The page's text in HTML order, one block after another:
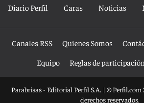
Diario Perfil Caras Noticias
Canales RSS Quienes Somos
Equipo
Reglas de participación
Parabrisas - Editorial Perfil S.A. | © Perfil.com
derechos reservados.